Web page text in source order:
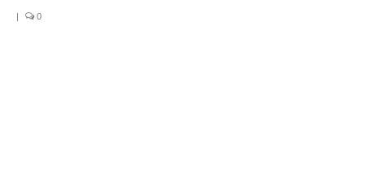
| 0